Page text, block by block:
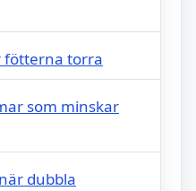
fötterna torra
som minskar
dubbla